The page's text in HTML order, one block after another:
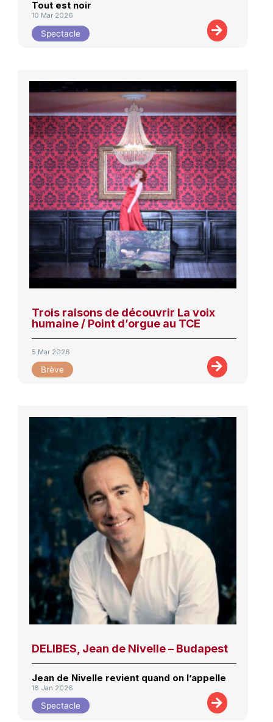
Tout est noir
10 Mar 2026
Spectacle
Trois raisons de découvrir La voix
humaine / Point d’orgue au TCE
5 Mar 2026
Brève
DELIBES, Jean de Nivelle – Budapest
Jean de Nivelle revient quand on l’appelle
18 Jan 2026
Spectacle